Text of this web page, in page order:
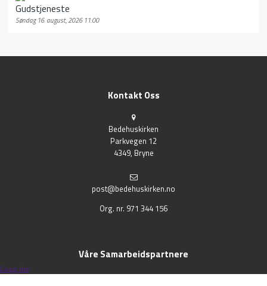
Gudstjeneste
Søndag 16. august, 2026 11:00
Kontakt Oss
Bedehuskirken
Parkvegen 12
4349, Bryne
post@bedehuskirken.no
Org. nr. 971 344 156
Våre Samarbeidspartnere
Logg inn